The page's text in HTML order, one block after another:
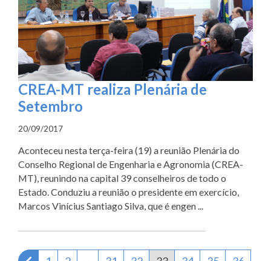
CREA-MT realiza Plenária de
Setembro
20/09/2017
Aconteceu nesta terça-feira (19) a reunião Plenária do
Conselho Regional de Engenharia e Agronomia (CREA-
MT), reunindo na capital 39 conselheiros de todo o
Estado. Conduziu a reunião o presidente em exercício,
Marcos Vinícius Santiago Silva, que é engen ...